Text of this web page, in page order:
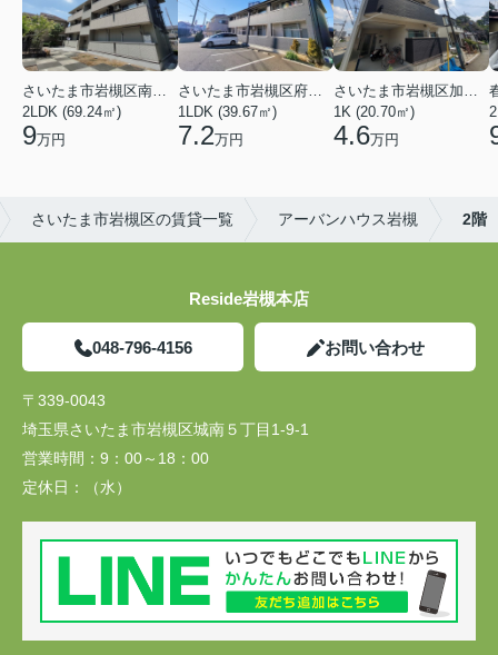
さいたま市岩槻区南平野４丁目
2LDK (69.24㎡)
9万円
さいたま市岩槻区府内１丁目
1LDK (39.67㎡)
7.2万円
さいたま市岩槻区加倉１丁目
1K (20.70㎡)
4.6万円
さいたま市岩槻区の賃貸一覧 アーバンハウス岩槻 2階
Reside岩槻本店
048-796-4156 お問い合わせ
〒339-0043
埼玉県さいたま市岩槻区城南５丁目1-9-1
営業時間： 9：00～18：00
定休日：
（水）